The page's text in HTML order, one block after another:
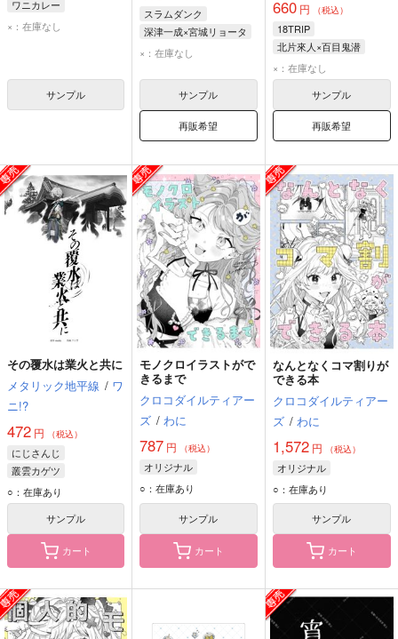
ワニカレー
×：在庫なし
サンプル
スラムダンク
深津一成×宮城リョータ
深津一成
×：在庫なし
サンプル
再販希望
660円 （税込）
18TRIP
北片來人×百目鬼潜
北片來人
×：在庫なし
サンプル
再販希望
その覆水は業火と共に
メタリック地平線 / ワ
ニ!?
472 円 （税込）
にじさんじ
叢雲カゲツ
わたくもくん
○：在庫あり
サンプル
カート
モノクロイラストがで
きるまで
クロコダイルティアー
ズ / わに
787 円 （税込）
オリジナル
○：在庫あり
サンプル
カート
なんとなくコマ割りが
できる本
クロコダイルティアー
ズ / わに
1,572円 （税込）
オリジナル
○：在庫あり
サンプル
カート